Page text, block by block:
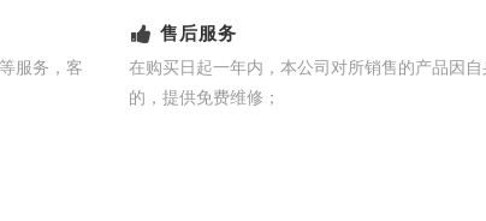
服务，客
售后服务
在购买日起一年内，本公司对所销售的产品因
的，提供免费维修；